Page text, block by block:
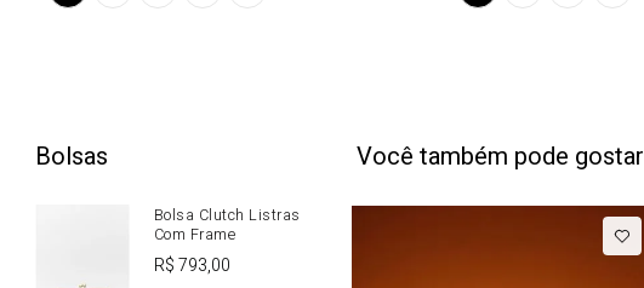
Bolsas
Bolsa Clutch Listras
Com Frame
R$793,00
Você também pode gostar